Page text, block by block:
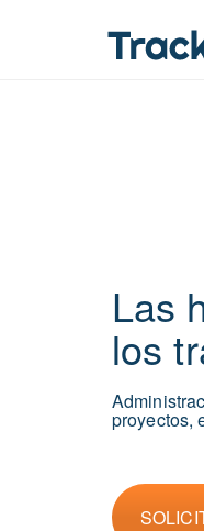
Las
los
proyectos,